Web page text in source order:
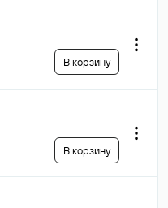
В корзину
В корзину